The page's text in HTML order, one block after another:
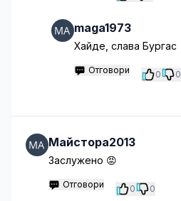
maga1973
Хайде, слава Бургас
Отговори 0 0
Майстора2013
Заслужено 😡
Отговори 0 0